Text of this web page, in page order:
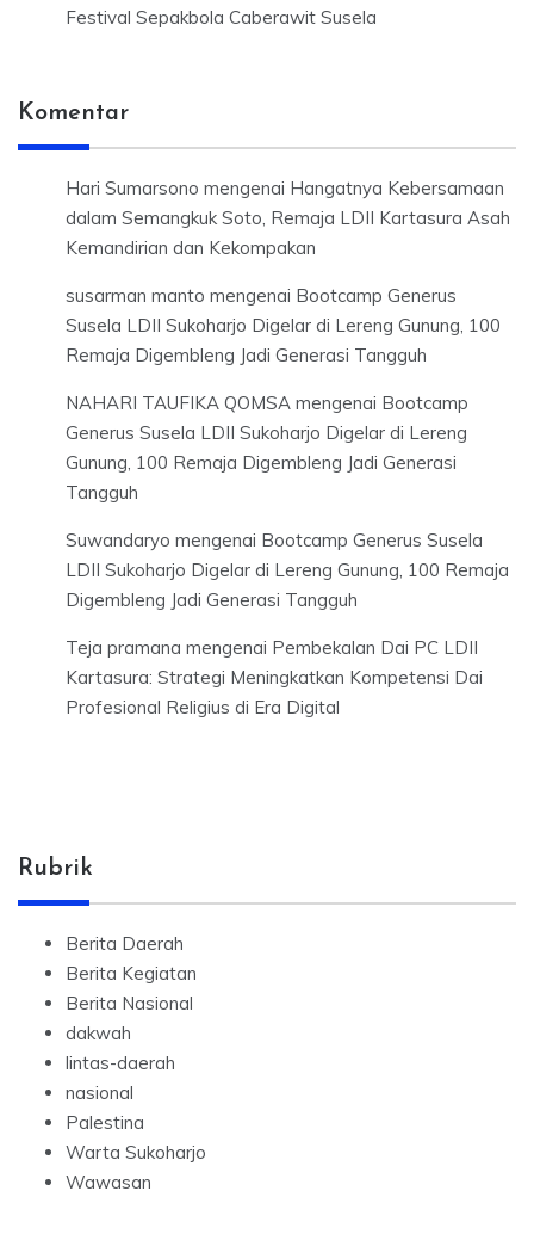
Festival Sepakbola Caberawit Susela
Komentar
Hari Sumarsono mengenai Hangatnya Kebersamaan
dalam Semangkuk Soto, Remaja LDII Kartasura Asah
Kemandirian dan Kekompakan
susarman manto mengenai Bootcamp Generus
Susela LDII Sukoharjo Digelar di Lereng Gunung, 100
Remaja Digembleng Jadi Generasi Tangguh
NAHARI TAUFIKA QOMSA mengenai Bootcamp
Generus Susela LDII Sukoharjo Digelar di Lereng
Gunung, 100 Remaja Digembleng Jadi Generasi
Tangguh
Suwandaryo mengenai Bootcamp Generus Susela
LDII Sukoharjo Digelar di Lereng Gunung, 100 Remaja
Digembleng Jadi Generasi Tangguh
Teja pramana mengenai Pembekalan Dai PC LDII
Kartasura: Strategi Meningkatkan Kompetensi Dai
Profesional Religius di Era Digital
Rubrik
Berita Daerah
Berita Kegiatan
Berita Nasional
dakwah
lintas-daerah
nasional
Palestina
Warta Sukoharjo
Wawasan